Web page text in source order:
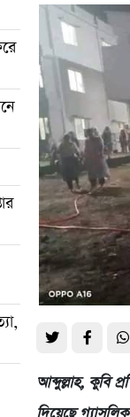
আব্দুল্লাহ, কুবি